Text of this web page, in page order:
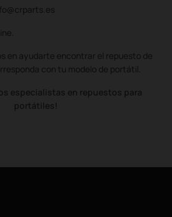
en ayudarte encontrar el repuesto de
con tu modelo de portátil.
especialistas en repuestos para
portátiles!